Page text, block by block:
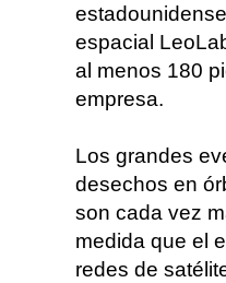
espacial
al menos 180
empresa.
Los grandes
desechos en
son cada vez
medida que el
redes de